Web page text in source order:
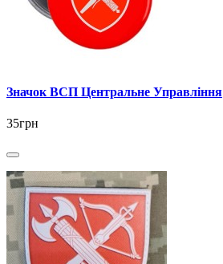
Значок ВСП Центральне Управління
35грн